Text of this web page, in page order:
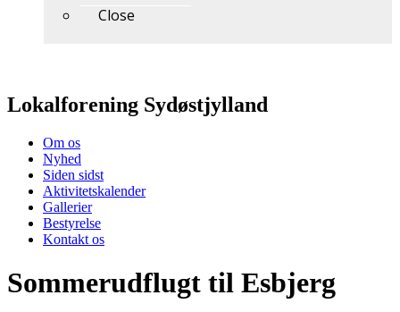
Close
Lokalforening Sydøstjylland
Om os
Nyhed
Siden sidst
Aktivitetskalender
Gallerier
Bestyrelse
Kontakt os
Sommerudflugt til Esbjerg